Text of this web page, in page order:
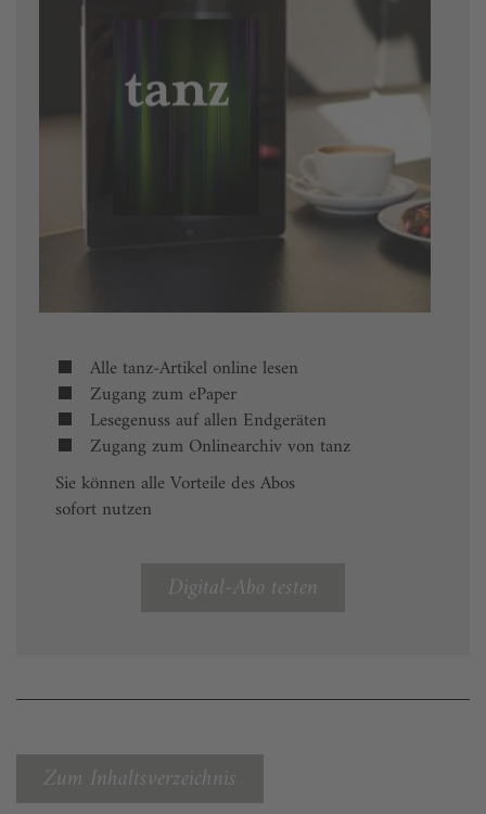
Alle tanz-Artikel online lesen
Zugang zum ePaper
Lesegenuss auf allen Endgeräten
Zugang zum Onlinearchiv von tanz
Sie können alle Vorteile des Abos
sofort nutzen
Digital-Abo testen
Zum Inhaltsverzeichnis